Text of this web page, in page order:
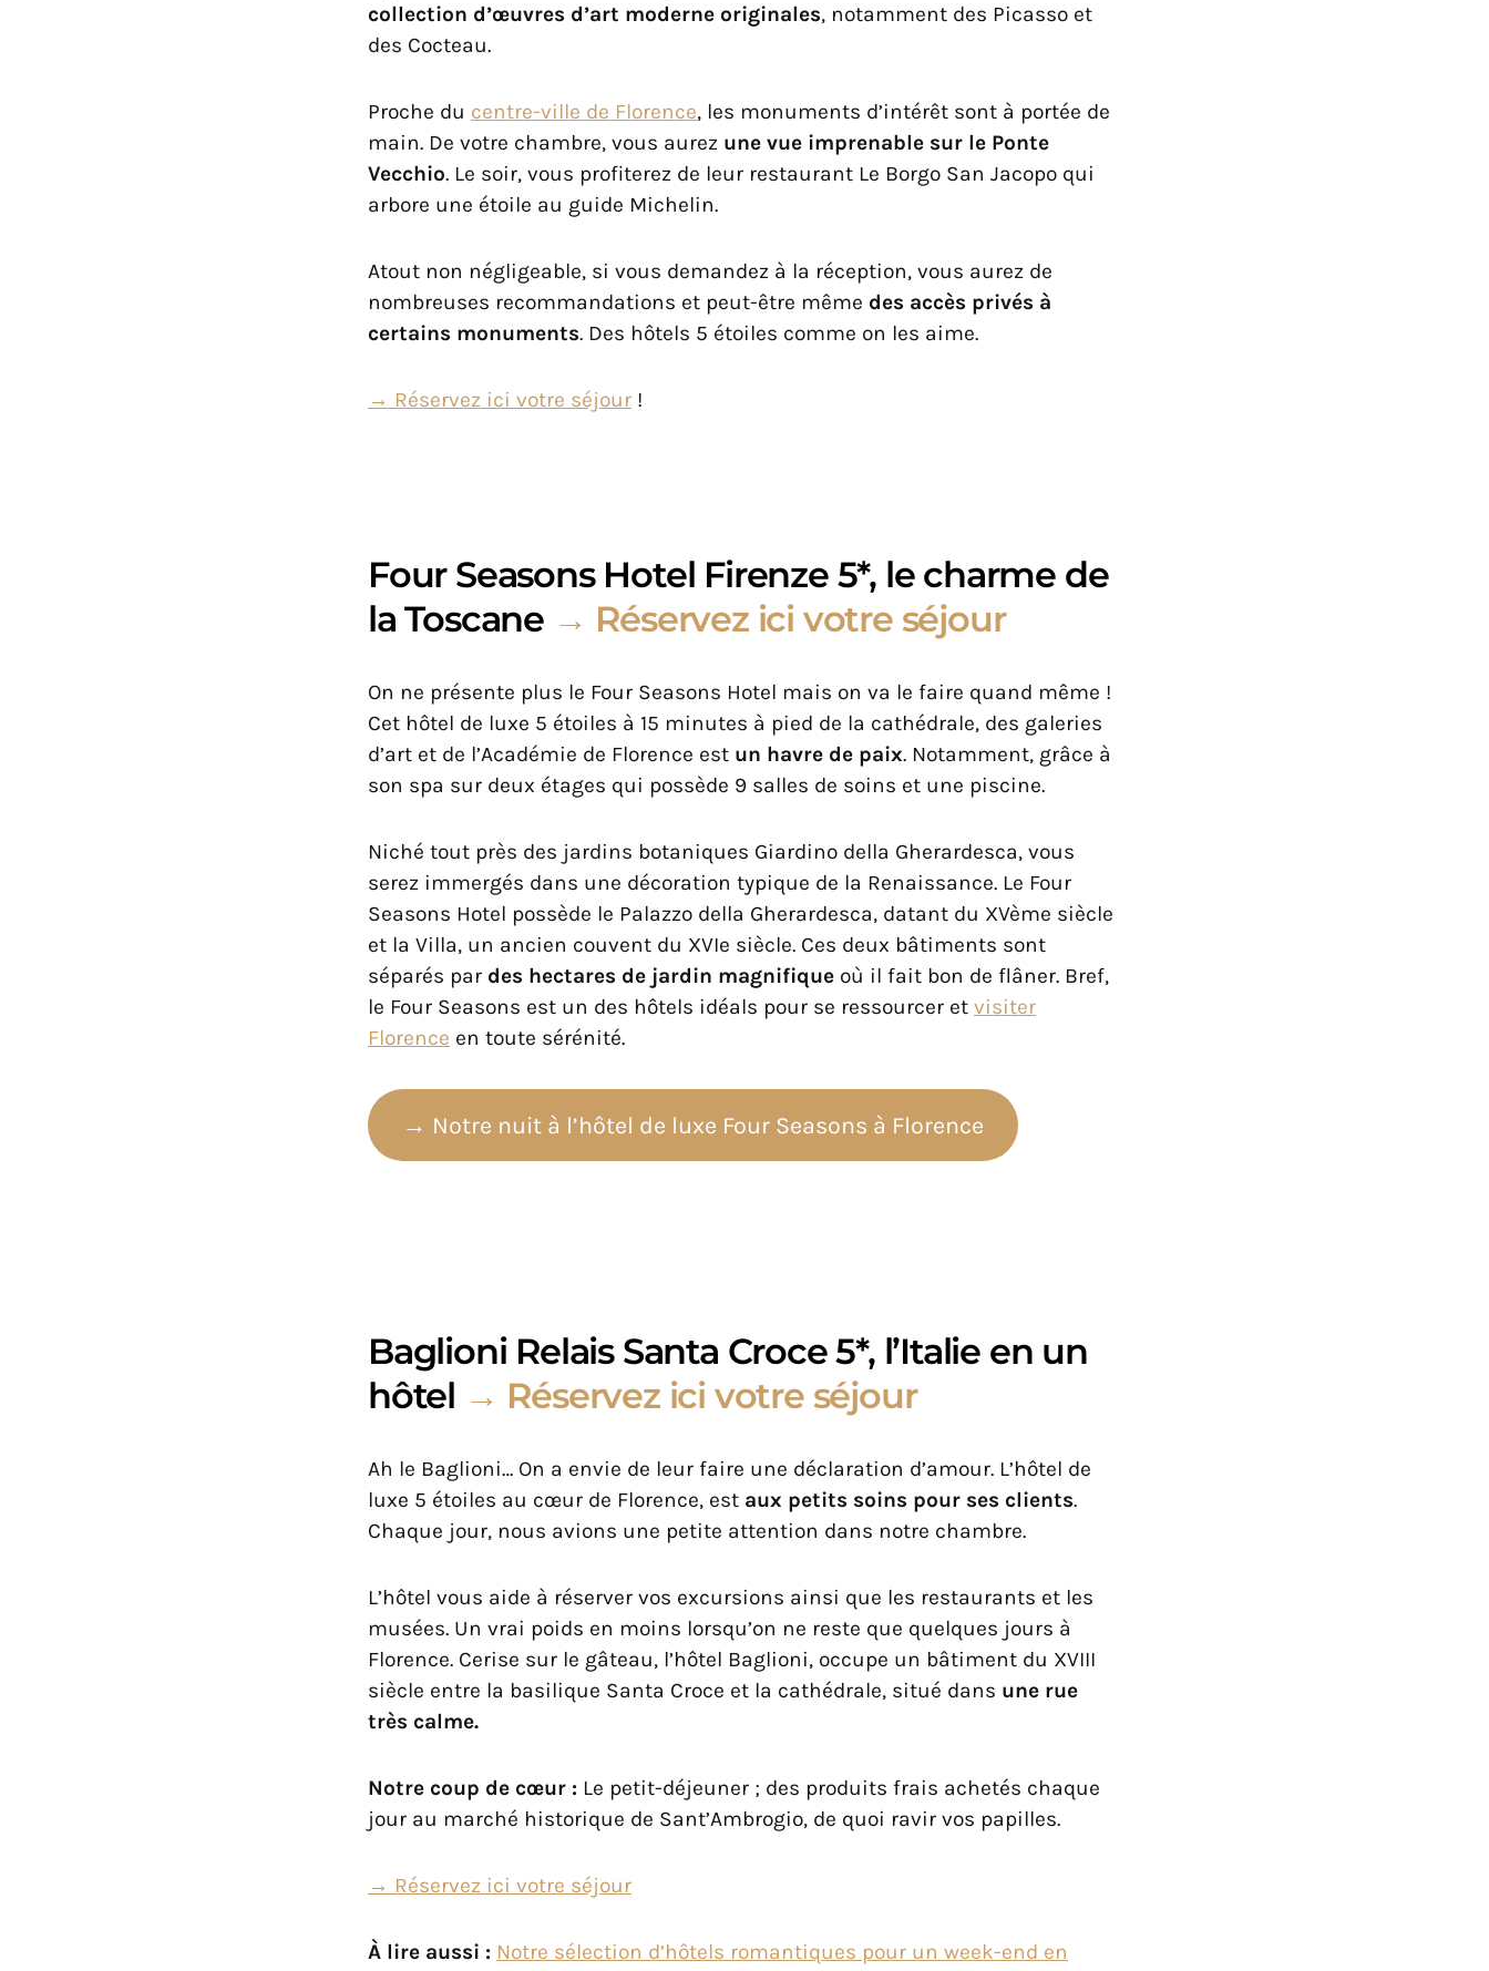
collection d’œuvres d’art moderne originales, notamment des Picasso et
des Cocteau.
Proche du centre-ville de Florence, les monuments d’intérêt sont à portée de
main. De votre chambre, vous aurez une vue imprenable sur le Ponte
Vecchio. Le soir, vous profiterez de leur restaurant Le Borgo San Jacopo qui
arbore une étoile au guide Michelin.
Atout non négligeable, si vous demandez à la réception, vous aurez de
nombreuses recommandations et peut-être même des accès privés à
certains monuments. Des hôtels 5 étoiles comme on les aime.
→ Réservez ici votre séjour !
Four Seasons Hotel Firenze 5*, le charme de
la Toscane → Réservez ici votre séjour
On ne présente plus le Four Seasons Hotel mais on va le faire quand même !
Cet hôtel de luxe 5 étoiles à 15 minutes à pied de la cathédrale, des galeries
d’art et de l’Académie de Florence est un havre de paix. Notamment, grâce à
son spa sur deux étages qui possède 9 salles de soins et une piscine.
Niché tout près des jardins botaniques Giardino della Gherardesca, vous
serez immergés dans une décoration typique de la Renaissance. Le Four
Seasons Hotel possède le Palazzo della Gherardesca, datant du XVème siècle
et la Villa, un ancien couvent du XVIe siècle. Ces deux bâtiments sont
séparés par des hectares de jardin magnifique où il fait bon de flâner. Bref,
le Four Seasons est un des hôtels idéals pour se ressourcer et visiter
Florence en toute sérénité.
→ Notre nuit à l’hôtel de luxe Four Seasons à Florence
Baglioni Relais Santa Croce 5*, l’Italie en un
hôtel → Réservez ici votre séjour
Ah le Baglioni… On a envie de leur faire une déclaration d’amour. L’hôtel de
luxe 5 étoiles au cœur de Florence, est aux petits soins pour ses clients.
Chaque jour, nous avions une petite attention dans notre chambre.
L’hôtel vous aide à réserver vos excursions ainsi que les restaurants et les
musées. Un vrai poids en moins lorsqu’on ne reste que quelques jours à
Florence. Cerise sur le gâteau, l’hôtel Baglioni, occupe un bâtiment du XVIII
siècle entre la basilique Santa Croce et la cathédrale, situé dans une rue
très calme.
Notre coup de cœur : Le petit-déjeuner ; des produits frais achetés chaque
jour au marché historique de Sant’Ambrogio, de quoi ravir vos papilles.
→ Réservez ici votre séjour
À lire aussi : Notre sélection d’hôtels romantiques pour un week-end en